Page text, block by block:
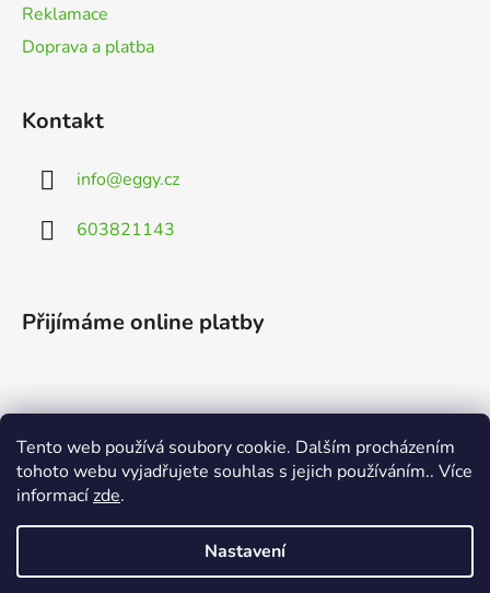
Tento web používá soubory cookie. Dalším procházením
tohoto webu vyjadřujete souhlas s jejich používáním.. Více
informacízde.
Nastavení
Reklamace
Doprava a platba
Kontakt
info@eggy.cz
603821143
Přijímáme online platby
Vyhledávání
HLEDAT